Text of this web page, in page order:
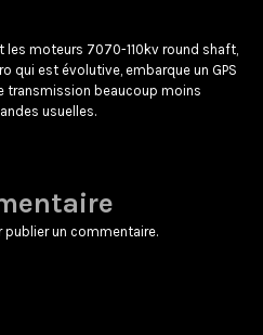
moteurs 7070-110kv round shaft,
qui est évolutive, embarque un GPS
transmission beaucoup moins
usuelles.
un commentaire.